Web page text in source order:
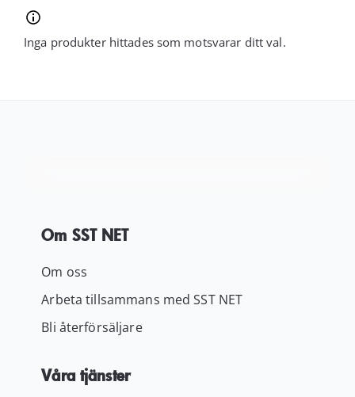
Inga produkter hittades som motsvarar ditt val.
Om SST NET
Om oss
Arbeta tillsammans med SST NET
Bli återförsäljare
Våra tjänster